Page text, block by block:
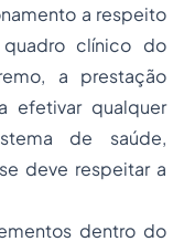
a respeito
clínico do
a prestação
efetivar qualquer
de saúde,
deve respeitar a
dentro do